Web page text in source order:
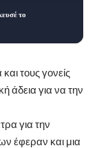
τους γονείς
άδεια για να την
για την
έφεραν και μια